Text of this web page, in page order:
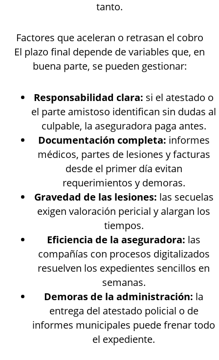
tanto.
Factores que aceleran o retrasan el cobro
El plazo final depende de variables que, en
buena parte, se pueden gestionar:
Responsabilidad clara: si el atestado o
el parte amistoso identifican sin dudas al
culpable, la aseguradora paga antes.
Documentación completa: informes
médicos, partes de lesiones y facturas
desde el primer día evitan
requerimientos y demoras.
Gravedad de las lesiones: las secuelas
exigen valoración pericial y alargan los
tiempos.
Eficiencia de la aseguradora: las
compañías con procesos digitalizados
resuelven los expedientes sencillos en
semanas.
Demoras de la administración: la
entrega del atestado policial o de
informes municipales puede frenar todo
el expediente.